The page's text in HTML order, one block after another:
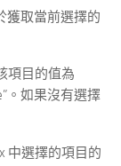
獲取當前選擇的
項目的值為
。如果沒有選擇
中選擇的項目的